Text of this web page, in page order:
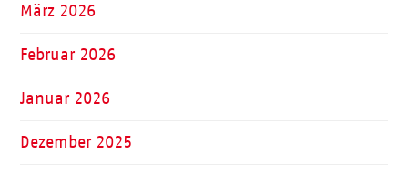
März 2026
Februar 2026
Januar 2026
Dezember 2025